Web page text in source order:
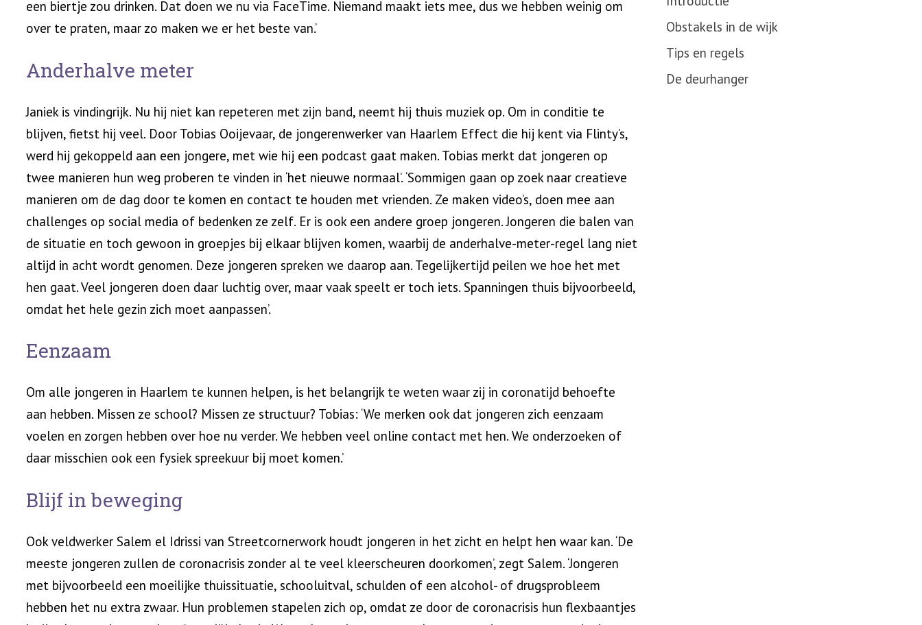
een biertje zou drinken. Dat doen we nu via FaceTime. Niemand maakt iets mee, dus we hebben weinig om
over te praten, maar zo maken we er het beste van.’
Anderhalve meter
Janiek is vindingrijk. Nu hij niet kan repeteren met zijn band, neemt hij thuis muziek op. Om in conditie te
blijven, fietst hij veel. Door Tobias Ooijevaar, de jongerenwerker van Haarlem Effect die hij kent via Flinty’s,
werd hij gekoppeld aan een jongere, met wie hij een podcast gaat maken. Tobias merkt dat jongeren op
twee manieren hun weg proberen te vinden in ‘het nieuwe normaal’. ‘Sommigen gaan op zoek naar creatieve
manieren om de dag door te komen en contact te houden met vrienden. Ze maken video’s, doen mee aan
challenges op social media of bedenken ze zelf. Er is ook een andere groep jongeren. Jongeren die balen van
de situatie en toch gewoon in groepjes bij elkaar blijven komen, waarbij de anderhalve-meter-regel lang niet
altijd in acht wordt genomen. Deze jongeren spreken we daarop aan. Tegelijkertijd peilen we hoe het met
hen gaat. Veel jongeren doen daar luchtig over, maar vaak speelt er toch iets. Spanningen thuis bijvoorbeeld,
omdat het hele gezin zich moet aanpassen’.
Eenzaam
Om alle jongeren in Haarlem te kunnen helpen, is het belangrijk te weten waar zij in coronatijd behoefte
aan hebben. Missen ze school? Missen ze structuur? Tobias: ‘We merken ook dat jongeren zich eenzaam
voelen en zorgen hebben over hoe nu verder. We hebben veel online contact met hen. We onderzoeken of
daar misschien ook een fysiek spreekuur bij moet komen.’
Blijf in beweging
Ook veldwerker Salem el Idrissi van Streetcornerwork houdt jongeren in het zicht en helpt hen waar kan. ‘De
meeste jongeren zullen de coronacrisis zonder al te veel kleerscheuren doorkomen’, zegt Salem. ‘Jongeren
met bijvoorbeeld een moeilijke thuissituatie, schooluitval, schulden of een alcohol- of drugsprobleem
hebben het nu extra zwaar. Hun problemen stapelen zich op, omdat ze door de coronacrisis hun flexbaantjes
Obstakels in de wijk
Tips en regels
De deurhanger